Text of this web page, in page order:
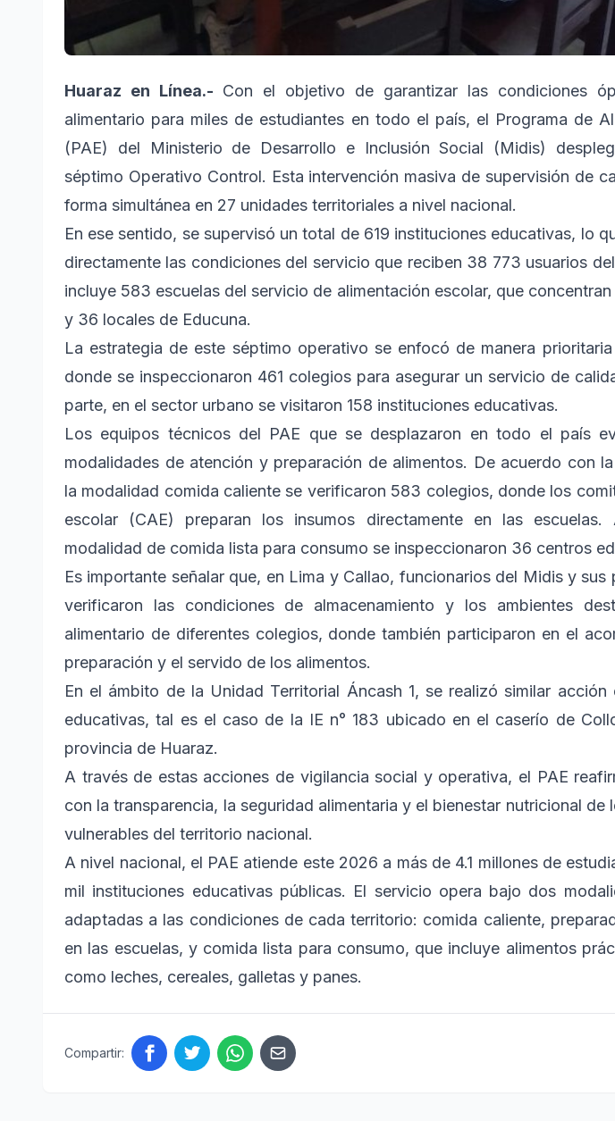
Huaraz en Línea.- Con el objetivo de garantizar las condiciones
alimentario para miles de estudiantes en todo el país, el Programa de
(PAE) del Ministerio de Desarrollo e Inclusión Social (Midis)
séptimo Operativo Control. Esta intervención masiva de supervisión de
forma simultánea en 27 unidades territoriales a nivel nacional.
En ese sentido, se supervisó un total de 619 instituciones educativas, lo
directamente las condiciones del servicio que reciben 38 773 usuarios
incluye 583 escuelas del servicio de alimentación escolar, que
y 36 locales de Educuna.
La estrategia de este séptimo operativo se enfocó de manera
donde se inspeccionaron 461 colegios para asegurar un servicio de
parte, en el sector urbano se visitaron 158 instituciones educativas.
Los equipos técnicos del PAE que se desplazaron en todo el país
modalidades de atención y preparación de alimentos. De acuerdo con
la modalidad comida caliente se verificaron 583 colegios, donde los
escolar (CAE) preparan los insumos directamente en las escuelas.
modalidad de comida lista para consumo se inspeccionaron 36 centros
Es importante señalar que, en Lima y Callao, funcionarios del Midis y sus
verificaron las condiciones de almacenamiento y los ambientes
alimentario de diferentes colegios, donde también participaron en el
preparación y el servido de los alimentos.
En el ámbito de la Unidad Territorial Áncash 1, se realizó similar acción
educativas, tal es el caso de la IE n° 183 ubicado en el caserío de
provincia de Huaraz.
A través de estas acciones de vigilancia social y operativa, el PAE
con la transparencia, la seguridad alimentaria y el bienestar nutricional de
vulnerables del territorio nacional.
A nivel nacional, el PAE atiende este 2026 a más de 4.1 millones de
mil instituciones educativas públicas. El servicio opera bajo dos
adaptadas a las condiciones de cada territorio: comida caliente,
en las escuelas, y comida lista para consumo, que incluye alimentos
como leches, cereales, galletas y panes.
Compartir: